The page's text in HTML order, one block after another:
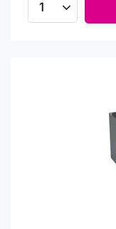
Ilość produktów